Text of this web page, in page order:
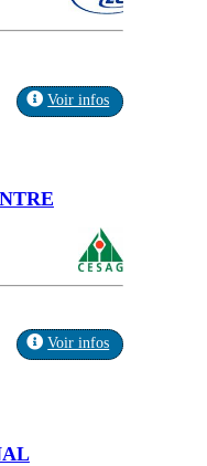
Voir infos
Voir infos